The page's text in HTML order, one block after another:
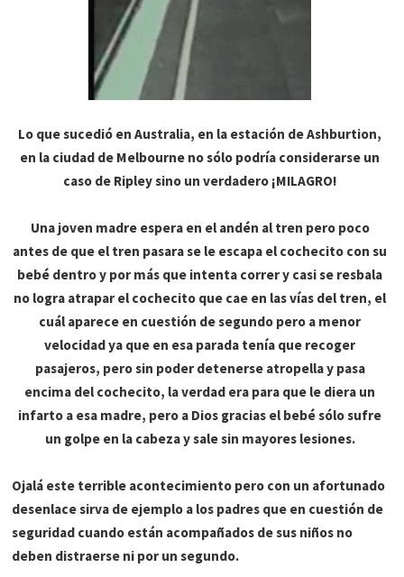
Lo que sucedió en Australia, en la estación deAshburtion,
en la ciudad de Melbourne no sólo podría considerarse un
caso de Ripleysino un verdadero ¡MILAGRO!
Una joven madre espera en el andén al tren pero poco
antes de que el tren pasara se le escapa elcochecito con su
bebé dentro y por más que intenta correr y casi se resbala
no logra atrapar elcochecito que cae en las vías del tren, el
cuál aparece en cuestión de segundo pero a menor
velocidad ya que en esa parada tenía que recoger
pasajeros, pero sin poder detenerse atropella y pasa
encima delcochecito, la verdad era para que le diera un
infarto a esa madre, pero a Dios gracias el bebé sólo sufre
un golpe en la cabeza y sale sin mayores lesiones.
Ojalá este terrible acontecimiento pero con un afortunado
desenlace sirva de ejemplo a los padres que en cuestión de
seguridad cuando están acompañados de sus niños no
deben distraerse ni por un segundo.